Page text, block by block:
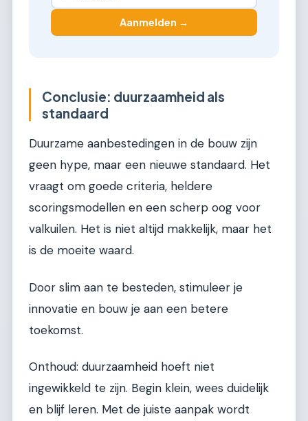
Aanmelden →
Conclusie: duurzaamheid als
standaard
Duurzame aanbestedingen in de bouw zijn
geen hype, maar een nieuwe standaard. Het
vraagt om goede criteria, heldere
scoringsmodellen en een scherp oog voor
valkuilen. Het is niet altijd makkelijk, maar het
is de moeite waard.
Door slim aan te besteden, stimuleer je
innovatie en bouw je aan een betere
toekomst.
Onthoud: duurzaamheid hoeft niet
ingewikkeld te zijn. Begin klein, wees duidelijk
en blijf leren. Met de juiste aanpak wordt